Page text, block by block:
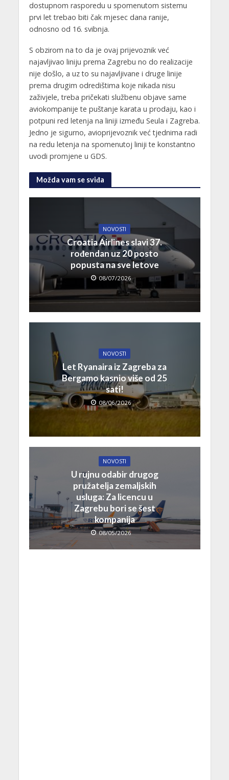
dostupnom rasporedu u spomenutom sistemu
prvi let trebao biti čak mjesec dana ranije,
odnosno od 16. svibnja.
S obzirom na to da je ovaj prijevoznik već
najavljivao liniju prema Zagrebu no do realizacije
nije došlo, a uz to su najavljivane i druge linije
prema drugim odredištima koje nikada nisu
zaživjele, treba pričekati službenu objave same
aviokompanije te puštanje karata u prodaju, kao i
potpuni red letenja na liniji između Seula i Zagreba.
Jedno je sigurno, avioprijevoznik već tjednima radi
na redu letenja na spomenutoj liniji te konstantno
uvodi promjene u GDS.
Možda vam se sviđa
NOVOSTI
Croatia Airlines slavi 37.
rođendan uz 20 posto
popusta na sve letove
08/07/2026
NOVOSTI
Let Ryanaira iz Zagreba za
Bergamo kasnio više od 25
sati!
08/06/2026
NOVOSTI
U rujnu odabir drugog
pružatelja zemaljskih
usluga: Za licencu u
Zagrebu bori se šest
kompanija
08/05/2026